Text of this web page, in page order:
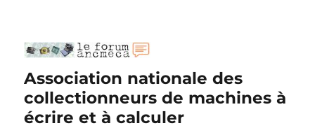
Association nationale des
collectionneurs de machines à
écrire et à calculer